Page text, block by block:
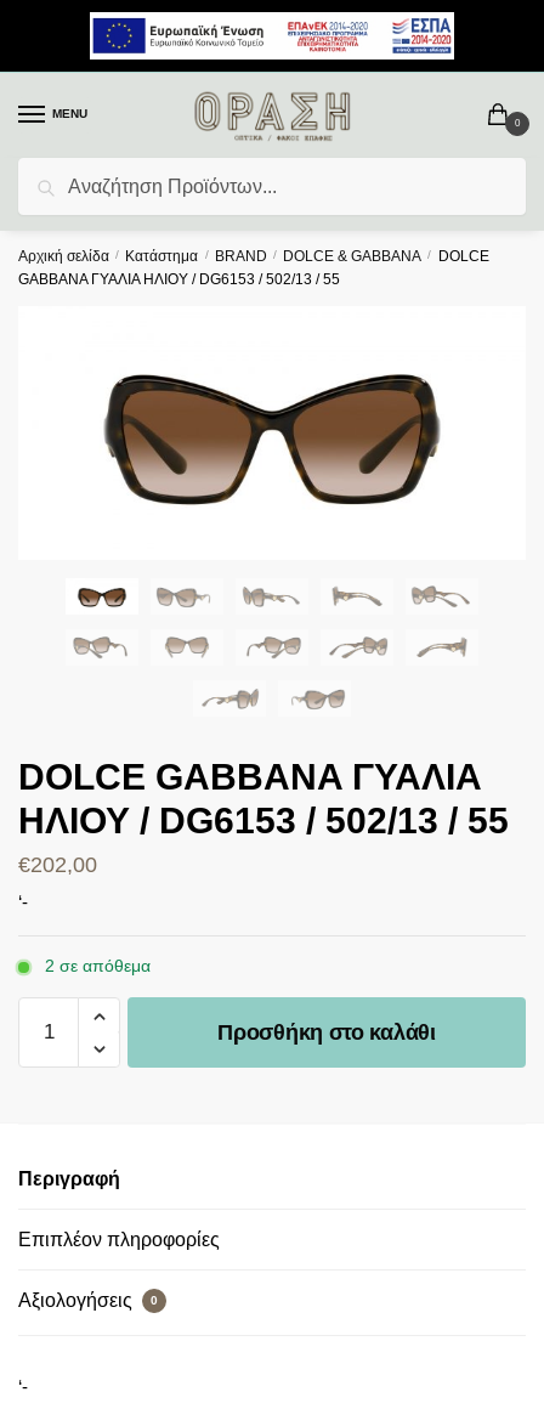
MENU
Αναζήτηση
0
Αρχική σελίδα / Κατάστημα / BRAND / DOLCE & GABBANA /
DOLCE
GABBANA ΓΥΑΛΙΑ ΗΛΙΟΥ / DG6153 / 502/13 / 55
DOLCE GABBANA ΓΥΑΛΙΑ
ΗΛΙΟΥ / DG6153 / 502/13 / 55
€202,00
‘-
2 σε απόθεμα
Προσθήκη στο καλάθι
Περιγραφή
Επιπλέον πληροφορίες
Αξιολογήσεις 0
‘-